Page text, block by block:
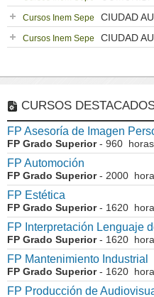
Cursos Inem Sepe CIUDAD
Cursos Inem Sepe CIUDAD
CURSOS
FP Asesoría de Imagen
FP Grado Superior- 960 horas
FP Automoción
FP Grado Superior- 2000
FP Estética
FP Grado Superior- 1620
FP Interpretación Lenguaje
FP Grado Superior- 1620
FP Mantenimiento Industrial
FP Grado Superior- 1620
FP Producción de